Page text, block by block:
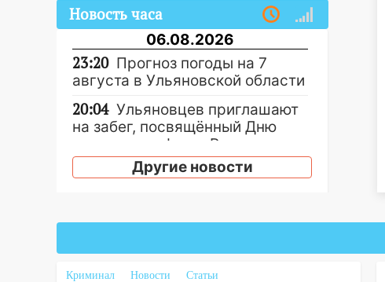
Новость часа
06.08.2026
23:20 Прогноз погоды на 7
августа в Ульяновской области
20:04 Ульяновцев приглашают
на забег, посвящённый Дню
воздушного флота России
19:12 В Ульяновской области
прошлого своего сотрудник
18:02 В Ульяновск едут звезды
баскетбола!
Другие новости
Криминал Новости
Статьи